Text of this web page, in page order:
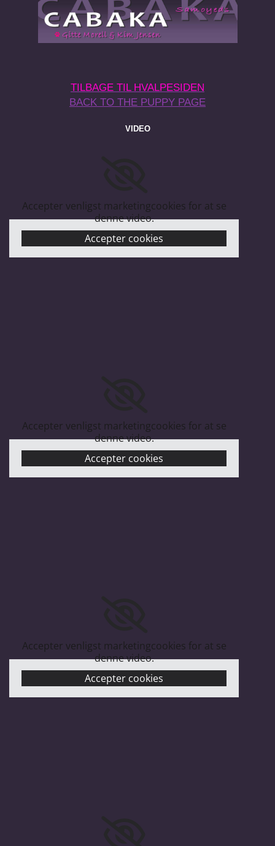
TILBAGE TIL HVALPESIDEN
BACK TO THE PUPPY PAGE
VIDEO
Accepter venligst marketingcookies for at se
denne video.
Accepter cookies
Accepter venligst marketingcookies for at se
denne video.
Accepter cookies
Accepter venligst marketingcookies for at se
denne video.
Accepter cookies